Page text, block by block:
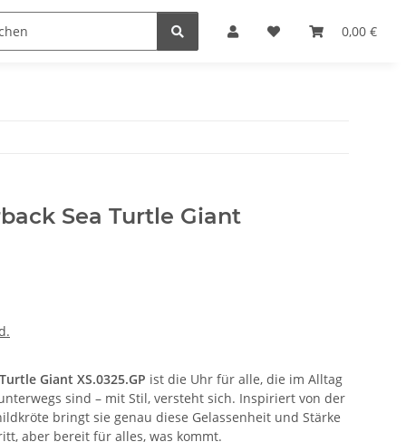
0,00 €
Sea Turtle Giant
Giant XS.0325.GP ist die Uhr für alle, die im Alltag
sind – mit Stil, versteht sich. Inspiriert von der
bringt sie genau diese Gelassenheit und Stärke
aber bereit für alles, was kommt.